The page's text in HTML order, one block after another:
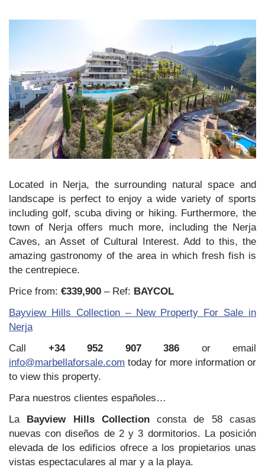
Located in Nerja, the surrounding natural space and
landscape is perfect to enjoy a wide variety of sports
including golf, scuba diving or hiking. Furthermore, the
town of Nerja offers much more, including the Nerja
Caves, an Asset of Cultural Interest. Add to this, the
amazing gastronomy of the area in which fresh fish is
the centrepiece.
Price from: €339,900 – Ref: BAYCOL
Bayview Hills Collection – New Property For Sale in
Nerja
Call +34 952 907 386 or email
info@marbellaforsale.com today for more information or
to view this property.
Para nuestros clientes españoles…
La
Bayview Hills Collectionconsta de 58 casas
nuevas con diseños de 2 y 3 dormitorios. La posición
elevada de los edificios ofrece a los propietarios unas
vistas espectaculares al mar y a la playa.